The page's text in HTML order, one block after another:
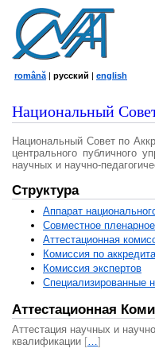
română | русский | english
Национальный
Национальный Совет по
центрального публичного
научных и научно-
Структура
Аппарат
Совместное
Аттестационная
Комиссия по
Комиссия экспертов
Специализированные
Аттестационная
Аттестация научных и
квалификации […]